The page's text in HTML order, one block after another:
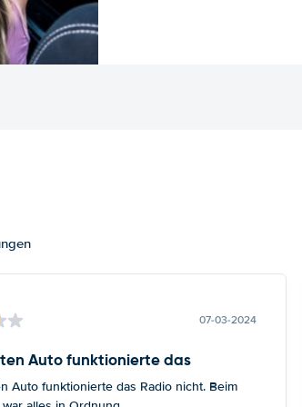
07-03-2024
Auto funktionierte das
Auto funktionierte das Radio nicht. Beim